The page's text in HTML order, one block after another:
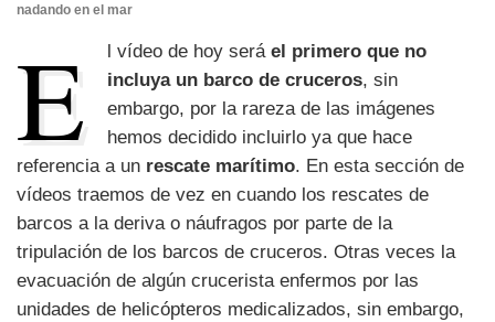
nadando en el mar
E l vídeo de hoy seráel primero que no
incluya un barco de cruceros, sin
embargo, por la rareza de las imágenes
hemos decidido incluirlo ya que hace
referencia a un rescate marítimo. En esta sección de
vídeos traemos de vez en cuando los rescates de
barcos a la deriva o náufragos por parte de la
tripulación de los barcos de cruceros. Otras veces la
evacuación de algún crucerista enfermos por las
unidades de helicópteros medicalizados, sin embargo,